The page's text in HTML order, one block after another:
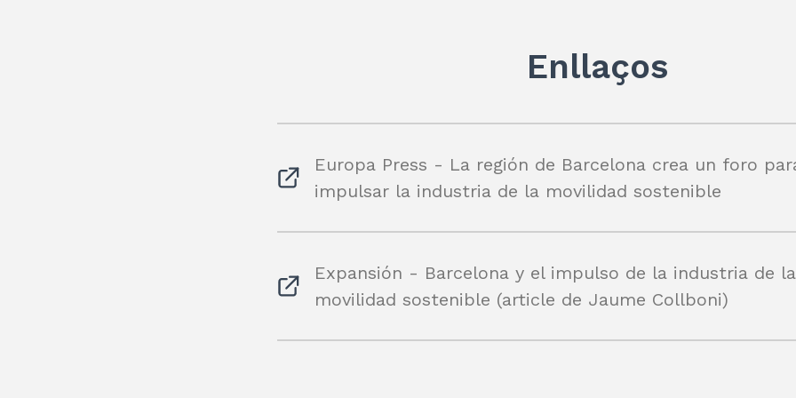
Enllaços
Europa Press - La región de Barcelona crea un foro
impulsar la industria de la movilidad sostenible
Expansión - Barcelona y el impulso de la industria de la
movilidad sostenible (article de Jaume Collboni)